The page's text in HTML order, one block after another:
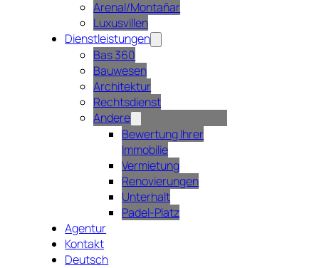
Arenal/Montañar
Luxusvillen
Dienstleistungen
Bas 360
Bauwesen
Architektur
Rechtsdienst
Andere
Bewertung Ihrer
Immobilie
Vermietung
Renovierungen
Unterhalt
Padel-Platz
Agentur
Kontakt
Deutsch